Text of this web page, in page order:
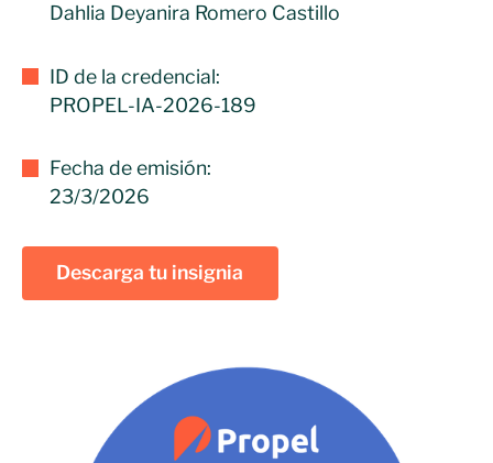
Dahlia Deyanira Romero Castillo
ID de la credencial:
PROPEL-IA-2026-189
Fecha de emisión:
23/3/2026
Descarga tu insignia